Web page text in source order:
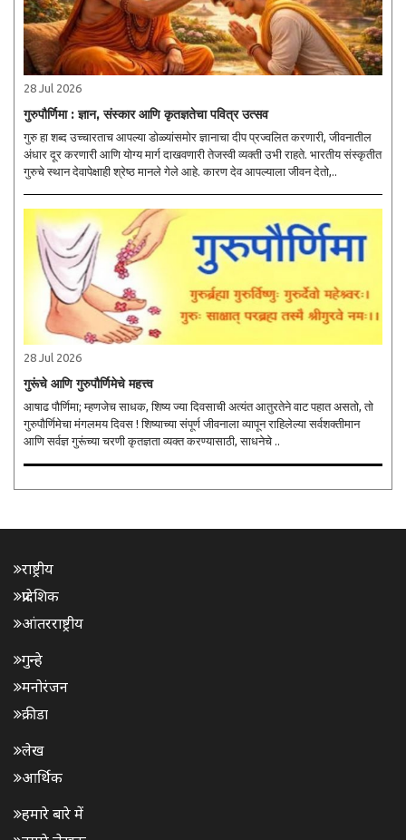
28 Jul 2026
गुरुपौर्णिमा : ज्ञान, संस्कार आणि कृतज्ञतेचा पवित्र उत्सव
गुरु हा शब्द उच्चारताच आपल्या डोळ्यांसमोर ज्ञानाचा दीप प्रज्वलित करणारी, जीवनातील
अंधार दूर करणारी आणि योग्य मार्ग दाखवणारी तेजस्वी व्यक्ती उभी राहते. भारतीय संस्कृतीत
गुरुचे स्थान देवापेक्षाही श्रेष्ठ मानले गेले आहे. कारण देव आपल्याला जीवन देतो,..
28 Jul 2026
गुरूंचे आणि गुरुपौर्णिमेचे महत्त्व
आषाढ पौर्णिमा; म्‍हणजेच साधक, शिष्‍य ज्‍या दिवसाची अत्‍यंत आतुरतेने वाट पहात असतो, तो
गुरुपौर्णिमेचा मंगलमय दिवस ! शिष्‍याच्‍या संपूर्ण जीवनाला व्‍यापून राहिलेल्‍या सर्वशक्‍तीमान
आणि सर्वज्ञ गुरूंच्‍या चरणी कृतज्ञता व्‍यक्‍त करण्‍यासाठी, साधनेचे ..
राष्ट्रीय
प्रादेशिक
आंतरराष्ट्रीय
गुन्हे
मनोरंजन
क्रीडा
लेख
आर्थिक
हमारे बारे में